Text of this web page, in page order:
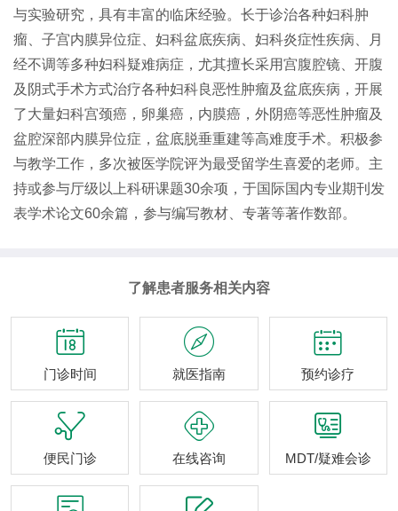
与实验研究，具有丰富的临床经验。长于诊治各种妇科肿
瘤、子宫内膜异位症、妇科盆底疾病、妇科炎症性疾病、月
经不调等多种妇科疑难病症，尤其擅长采用宫腹腔镜、开腹
及阴式手术方式治疗各种妇科良恶性肿瘤及盆底疾病，开展
了大量妇科宫颈癌，卵巢癌，内膜癌，外阴癌等恶性肿瘤及
盆腔深部内膜异位症，盆底脱垂重建等高难度手术。积极参
与教学工作，多次被医学院评为最受留学生喜爱的老师。主
持或参与厅级以上科研课题30余项，于国际国内专业期刊发
表学术论文60余篇，参与编写教材、专著等著作数部。
了解患者服务相关内容

门诊时间

就医指南

预约诊疗

便民门诊

在线咨询

MDT/疑难会诊